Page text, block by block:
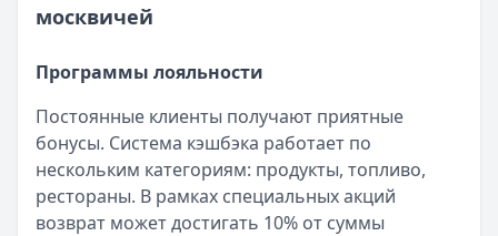
москвичей
Программы лояльности
Постоянные клиенты получают приятные
бонусы. Система кэшбэка работает по
нескольким категориям: продукты, топливо,
рестораны. В рамках специальных акций
возврат может достигать 10% от суммы